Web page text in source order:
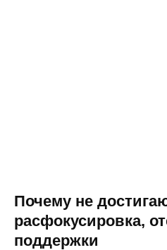
Почему не
расфокусировка,
поддержки